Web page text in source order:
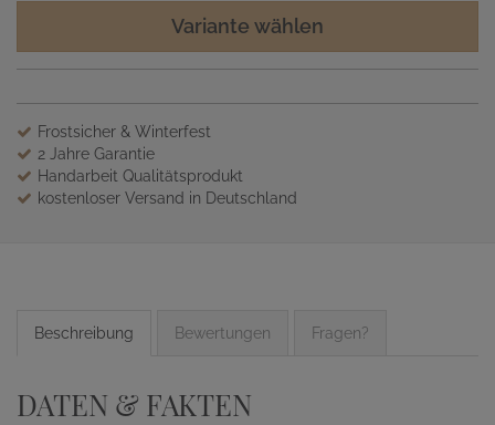
Variante wählen
Frostsicher & Winterfest
2 Jahre Garantie
Handarbeit Qualitätsprodukt
kostenloser Versand in Deutschland
Beschreibung Bewertungen Fragen?
DATEN & FAKTEN